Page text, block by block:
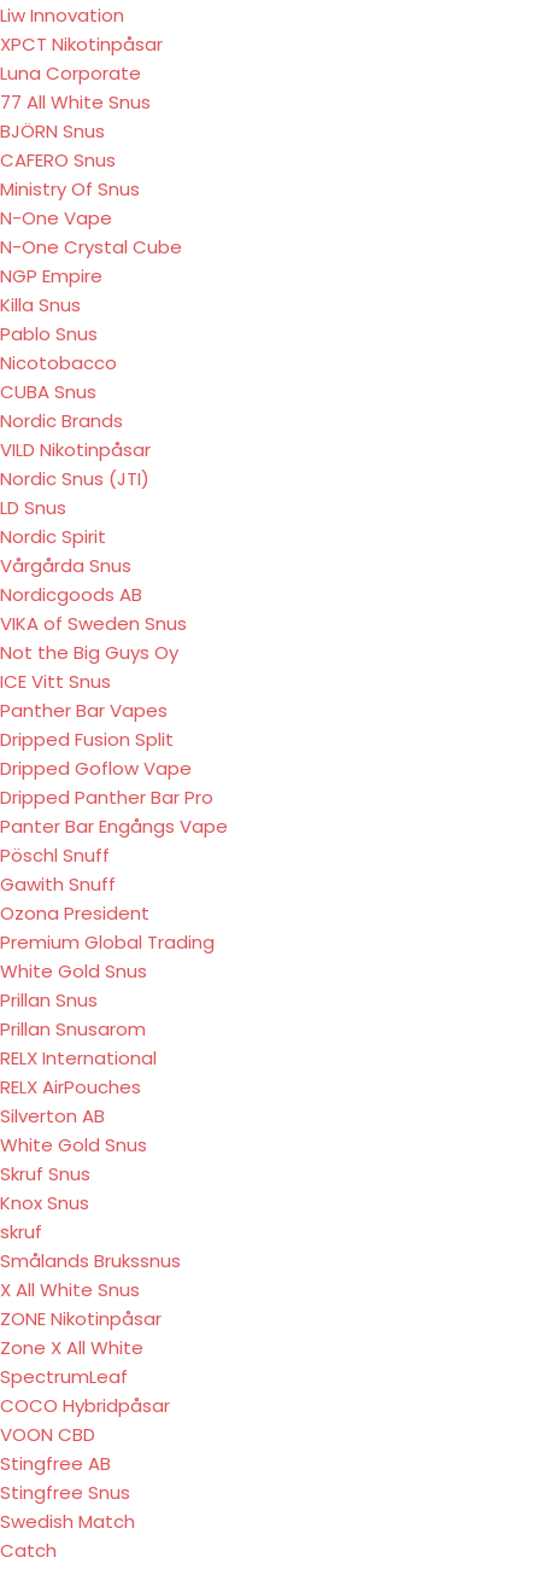
Liw Innovation
XPCT Nikotinpåsar
Luna Corporate
77 All White Snus
BJÖRN Snus
CAFERO Snus
Ministry Of Snus
N-One Vape
N-One Crystal Cube
NGP Empire
Killa Snus
Pablo Snus
Nicotobacco
CUBA Snus
Nordic Brands
VILD Nikotinpåsar
Nordic Snus (JTI)
LD Snus
Nordic Spirit
Vårgårda Snus
Nordicgoods AB
VIKA of Sweden Snus
Not the Big Guys Oy
ICE Vitt Snus
Panther Bar Vapes
Dripped Fusion Split
Dripped Goflow Vape
Dripped Panther Bar Pro
Panter Bar Engångs Vape
Pöschl Snuff
Gawith Snuff
Ozona President
Premium Global Trading
White Gold Snus
Prillan Snus
Prillan Snusarom
RELX International
RELX AirPouches
Silverton AB
White Gold Snus
Skruf Snus
Knox Snus
skruf
Smålands Brukssnus
X All White Snus
ZONE Nikotinpåsar
Zone X All White
SpectrumLeaf
COCO Hybridpåsar
VOON CBD
Stingfree AB
Stingfree Snus
Swedish Match
Catch